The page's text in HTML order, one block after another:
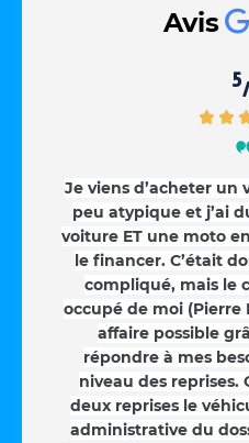
Avis
5
Je viens d’acheter un
peu atypique et j’ai
voiture ET une moto
le financer. C’était
compliqué, mais le
occupé de moi
affaire possible
répondre à mes
niveau des reprises.
deux reprises le
administrative du